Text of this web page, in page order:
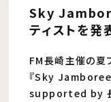
Sky
ティストを発
FM長崎主催の夏
『Sky
supported by 長